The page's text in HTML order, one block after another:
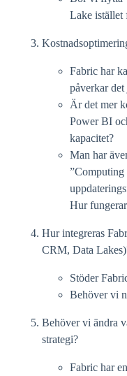
Lake istället
Fabric har
påverkar
Är det mer
Power BI
kapacitet?
Man har
”Computing
Hur
Hur integreras
CRM, Data
Stöder
Behöver vi
Behöver vi ändra
strategi?
Fabric har